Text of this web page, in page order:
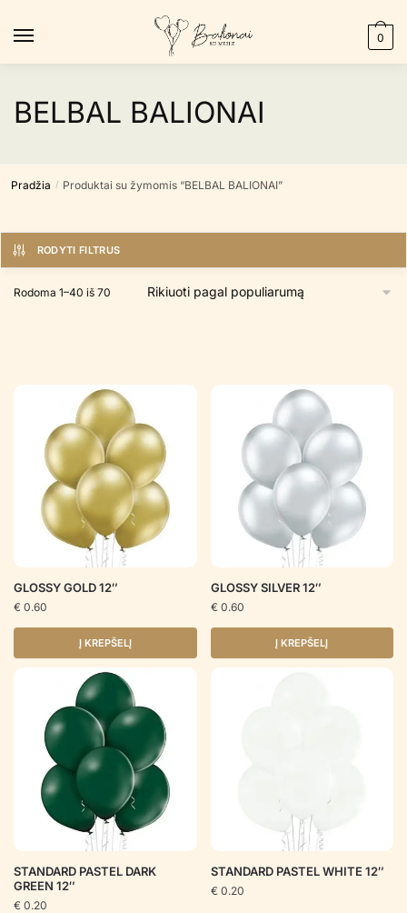
0
BELBAL BALIONAI
Pradžia / Produktai su žymomis “BELBAL BALIONAI”
RODYTI FILTRUS
Rodoma 1–40 iš 70 Rūšiuojama
GLOSSY GOLD 12″
€ 0.60
Į KREPŠELĮ
GLOSSY SILVER 12″
€ 0.60
Į KREPŠELĮ
STANDARD PASTEL DARK
GREEN 12″
€ 0.20
STANDARD PASTEL WHITE 12″
€ 0.20